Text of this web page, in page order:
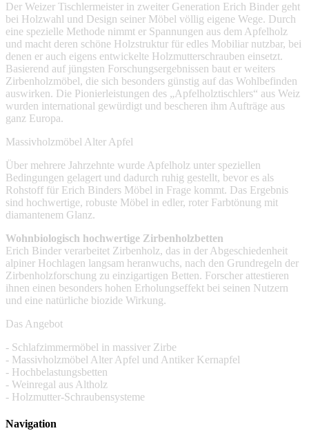
Der Weizer Tischlermeister in zweiter Generation Erich Binder geht
bei Holzwahl und Design seiner Möbel völlig eigene Wege. Durch
eine spezielle Methode nimmt er Spannungen aus dem Apfelholz
und macht deren schöne Holzstruktur für edles Mobiliar nutzbar, bei
denen er auch eigens entwickelte Holzmutterschrauben einsetzt.
Basierend auf jüngsten Forschungsergebnissen baut er weiters
Zirbenholzmöbel, die sich besonders günstig auf das Wohlbefinden
auswirken. Die Pionierleistungen des „Apfelholztischlers“ aus Weiz
wurden international gewürdigt und bescheren ihm Aufträge aus
ganz Europa.
Massivholzmöbel Alter Apfel
Über mehrere Jahrzehnte wurde Apfelholz unter speziellen
Bedingungen gelagert und dadurch ruhig gestellt, bevor es als
Rohstoff für Erich Binders Möbel in Frage kommt. Das Ergebnis
sind hochwertige, robuste Möbel in edler, roter Farbtönung mit
diamantenem Glanz.
Wohnbiologisch hochwertige Zirbenholzbetten
Erich Binder verarbeitet Zirbenholz, das in der Abgeschiedenheit
alpiner Hochlagen langsam heranwuchs, nach den Grundregeln der
Zirbenholzforschung zu einzigartigen Betten. Forscher attestieren
ihnen einen besonders hohen Erholungseffekt bei seinen Nutzern
und eine natürliche biozide Wirkung.
Das Angebot
- Schlafzimmermöbel in massiver Zirbe
- Massivholzmöbel Alter Apfel und Antiker Kernapfel
- Hochbelastungsbetten
- Weinregal aus Altholz
- Holzmutter-Schraubensysteme
Navigation